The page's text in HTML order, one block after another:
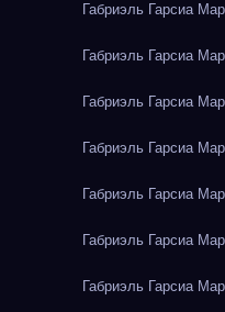
Габриэль Гарсиа
Габриэль Гарсиа
Габриэль Гарсиа
Габриэль Гарсиа
Габриэль Гарсиа
Габриэль Гарсиа
Габриэль Гарсиа